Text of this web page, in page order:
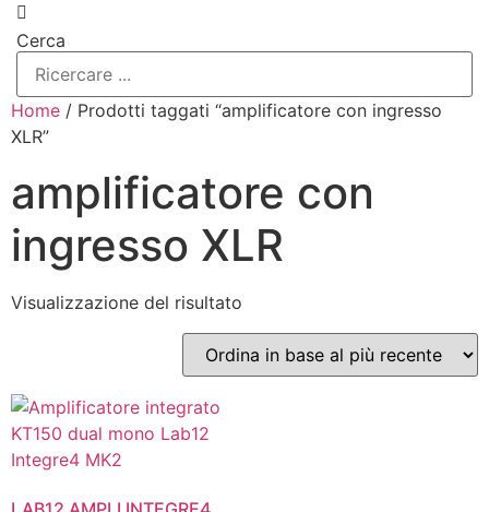
Cerca
Home / Prodotti taggati “amplificatore con ingresso
XLR”
amplificatore con
ingresso XLR
Visualizzazione del risultato